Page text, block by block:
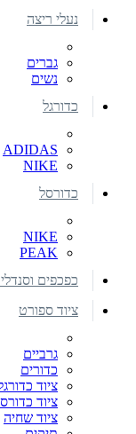
נעלי ריצה
גברים
נשים
כדורגל
ADIDAS
NIKE
כדורסל
NIKE
PEAK
כפכפים
ציוד ספורט
גרביים
כדורים
ציוד
ציוד
ציוד שחיה